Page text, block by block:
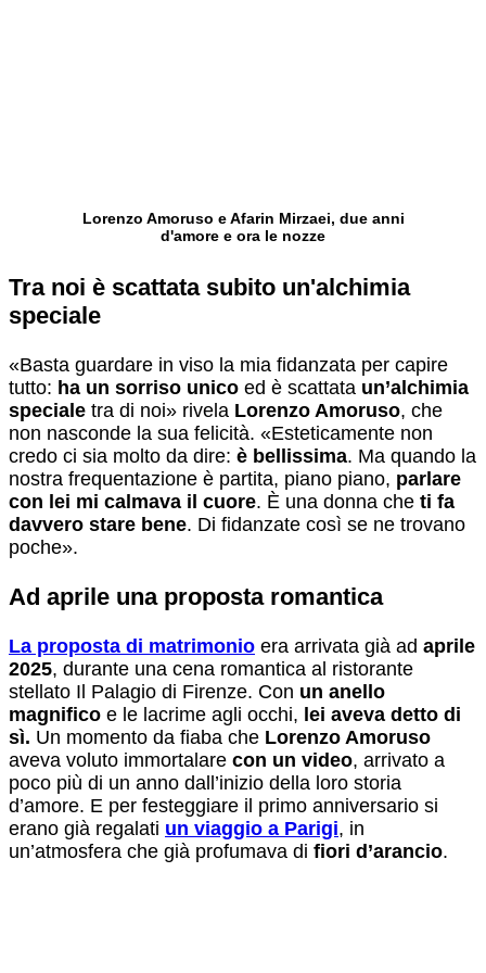
Lorenzo Amoruso e Afarin Mirzaei, due anni
d'amore e ora le nozze
Tra noi è scattata subito un'alchimia
speciale
«Basta guardare in viso la mia fidanzata per capire
tutto: ha un sorriso unico ed è scattata un’alchimia
speciale tra di noi» rivela Lorenzo Amoruso, che
non nasconde la sua felicità. «Esteticamente non
credo ci sia molto da dire: è bellissima. Ma quando la
nostra frequentazione è partita, piano piano, parlare
con lei mi calmava il cuore. È una donna che ti fa
davvero stare bene. Di fidanzate così se ne trovano
poche».
Ad aprile una proposta romantica
La proposta di matrimonio era arrivata già ad aprile
2025, durante una cena romantica al ristorante
stellato Il Palagio di Firenze. Con un anello
magnifico e le lacrime agli occhi, lei aveva detto di
sì. Un momento da fiaba che Lorenzo Amoruso
aveva voluto immortalare con un video, arrivato a
poco più di un anno dall’inizio della loro storia
d’amore. E per festeggiare il primo anniversario si
erano già regalati un viaggio a Parigi, in
un’atmosfera che già profumava di fiori d’arancio.